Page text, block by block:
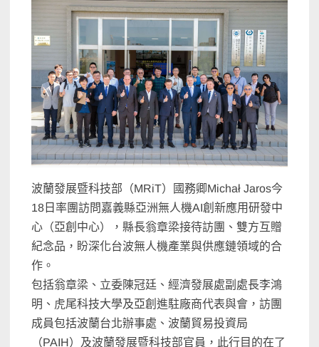
波蘭發展暨科技部（MRiT）國務卿Michał Jaros今
18日率團訪問嘉義縣亞洲無人機AI創新應用研發中
心（亞創中心），縣長翁章梁接待訪團、雙方互贈
紀念品，盼深化台波無人機產業與供應鏈領域的合
作。
包括翁章梁、立委陳冠廷、經濟發展處副處長李鴻
明、虎尾科技大學及亞創進駐廠商代表與會，訪團
成員包括波蘭台北辦事處、波蘭貿易投資局
（PAIH）及波蘭發展暨科技部官員，此行目的在了